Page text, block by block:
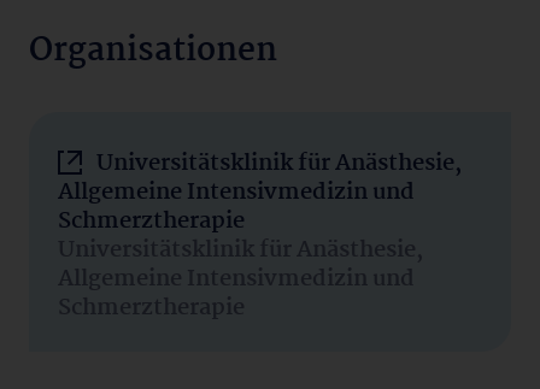
Organisationen
Universitätsklinik für Anästhesie,
Allgemeine Intensivmedizin und
Schmerztherapie
Universitätsklinik für Anästhesie,
Allgemeine Intensivmedizin und
Schmerztherapie